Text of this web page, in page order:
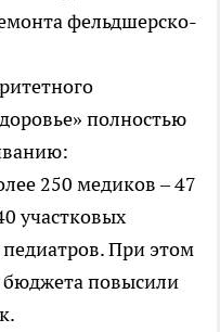
фельдшерско-
полностью
250 медиков – 47
участковых
педиатров. При этом
бюджета повысили